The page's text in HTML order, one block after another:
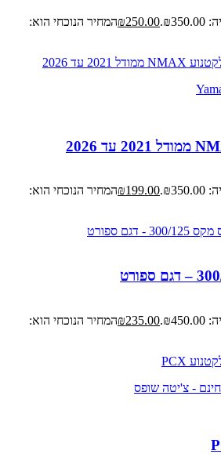
₪250.00
המחיר הנוכחי הוא:
₪199.00
המחיר הנוכחי הוא:
₪235.00
המחיר הנוכחי הוא:
- צ'יטה שופס